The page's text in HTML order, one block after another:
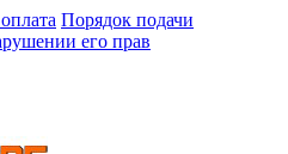
Порядок подачи
его прав